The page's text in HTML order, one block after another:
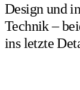
Design und
Technik–
ins letzte